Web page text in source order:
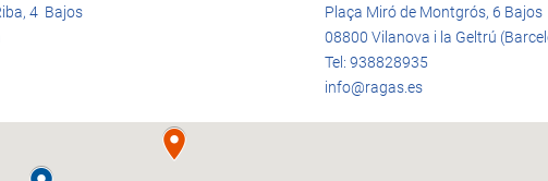
4 Bajos
Plaça Miró de Montgrós, 6 Bajos
08800 Vilanova i la Geltrú
Tel: 938828935
info@ragas.es